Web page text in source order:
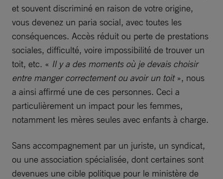
et souvent discriminé en raison de votre origine,
vous devenez un paria social, avec toutes les
conséquences. Accès réduit ou perte de prestations
sociales, difficulté, voire impossibilité de trouver un
toit, etc. « Il y a des moments où je devais choisir
entre manger correctement ou avoir un toit», nous
a ainsi affirmé une de ces personnes. Ceci a
particulièrement un impact pour les femmes,
notamment les mères seules avec enfants à charge.
Sans accompagnement par un juriste, un syndicat,
ou une association spécialisée, dont certaines sont
devenues une cible politique pour le ministère de